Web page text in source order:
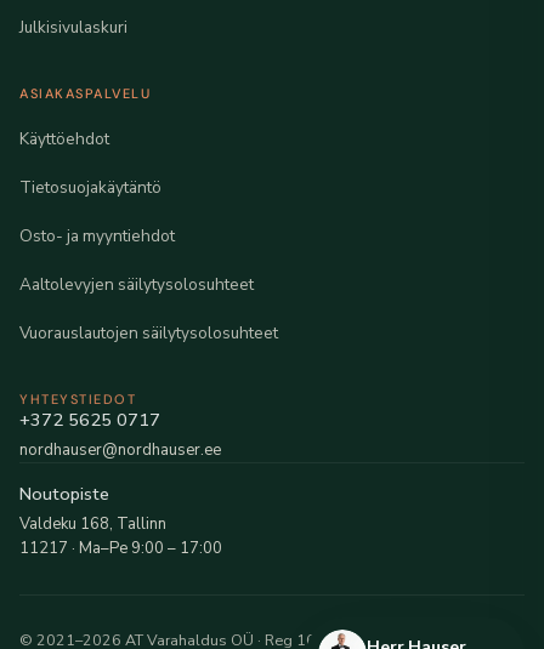
Julkisivulaskuri
ASIAKASPALVELU
Käyttöehdot
Tietosuojakäytäntö
Osto- ja myyntiehdot
Aaltolevyjen säilytysolosuhteet
Vuorauslautojen säilytysolosuhteet
YHTEYSTIEDOT
+372 5625 0717
nordhauser@nordhauser.ee
Noutopiste
Valdeku 168, Tallinn
11217 · Ma–Pe 9:00 – 17:00
© 2021–2026 AT Varahaldus OÜ · Reg 16216481